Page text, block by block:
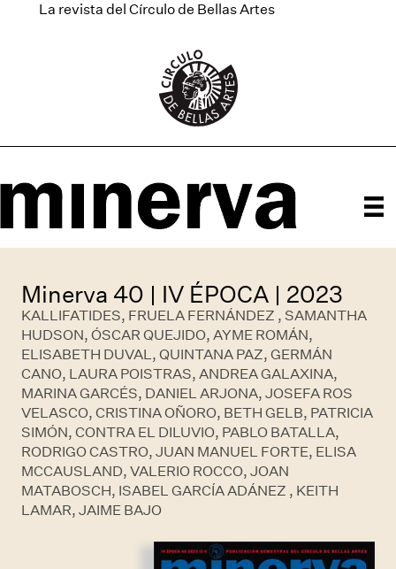
La revista del Círculo de Bellas Artes
Minerva 40 | IV ÉPOCA | 2023
KALLIFATIDES, FRUELA FERNÁNDEZ , SAMANTHA
HUDSON, ÓSCAR QUEJIDO, AYME ROMÁN,
ELISABETH DUVAL, QUINTANA PAZ, GERMÁN
CANO, LAURA POISTRAS, ANDREA GALAXINA,
MARINA GARCÉS, DANIEL ARJONA, JOSEFA ROS
VELASCO, CRISTINA OÑORO, BETH GELB, PATRICIA
SIMÓN, CONTRA EL DILUVIO, PABLO BATALLA,
RODRIGO CASTRO, JUAN MANUEL FORTE, ELISA
MCCAUSLAND, VALERIO ROCCO, JOAN
MATABOSCH, ISABEL GARCÍA ADÁNEZ , KEITH
LAMAR, JAIME BAJO